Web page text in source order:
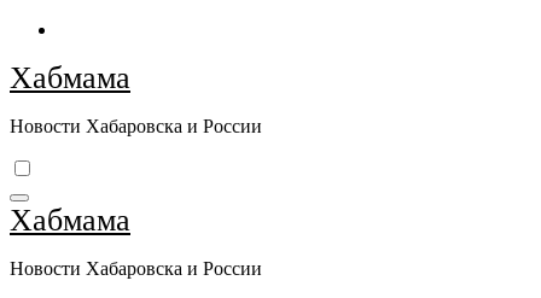
Перейти
содержимому
Хабмама
Новости Хабаровска и России
Хабмама
Новости Хабаровска и России